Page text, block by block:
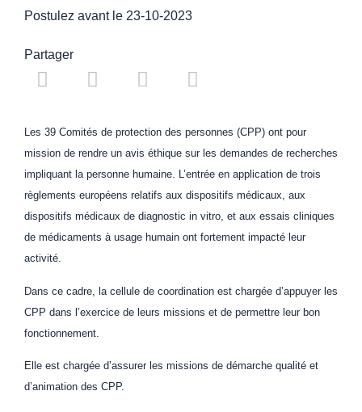
Postulez avant le 23-10-2023
Partager
Les 39 Comités de protection des personnes (CPP) ont pour
mission de rendre un avis éthique sur les demandes de recherches
impliquant la personne humaine. L’entrée en application de trois
règlements européens relatifs aux dispositifs médicaux, aux
dispositifs médicaux de diagnostic in vitro, et aux essais cliniques
de médicaments à usage humain ont fortement impacté leur
activité.
Dans ce cadre, la cellule de coordination est chargée d’appuyer les
CPP dans l’exercice de leurs missions et de permettre leur bon
fonctionnement.
Elle est chargée d’assurer les missions de démarche qualité et
d’animation des CPP.